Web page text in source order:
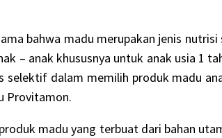
bahwa madu merupakan jenis
– anak khususnya untuk anak usia 1
selektif dalam memilih produk madu
Provitamon.
madu yang terbuat dari bahan